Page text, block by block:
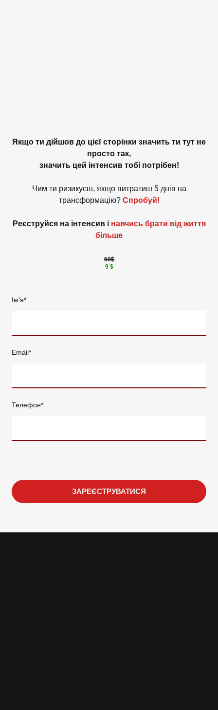
Якщо ти дійшов до цієї сторінки значить ти тут не
просто так,
значить цей інтенсив тобі потрібен!
Чим ти ризикуєш, якщо витратиш 5 днів на
трансформацію? Спробуй!
Реєструйся на інтенсив і навчись брати від життя
більше
50$
9 $
Ім'я*
Email*
Телефон*
ЗАРЕЄСТРУВАТИСЯ